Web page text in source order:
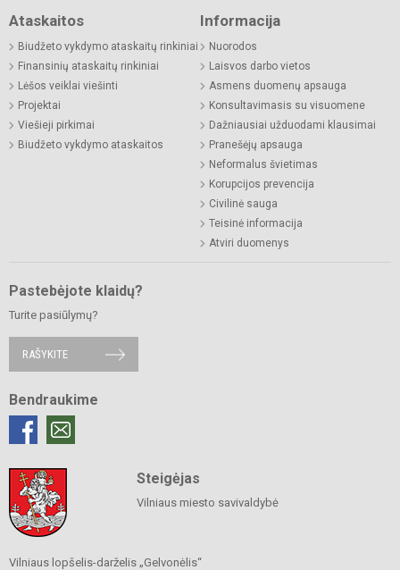
Ataskaitos
Biudžeto vykdymo ataskaitų rinkiniai
Finansinių ataskaitų rinkiniai
Lėšos veiklai viešinti
Projektai
Viešieji pirkimai
Biudžeto vykdymo ataskaitos
Informacija
Nuorodos
Laisvos darbo vietos
Asmens duomenų apsauga
Konsultavimasis su visuomene
Dažniausiai užduodami klausimai
Pranešėjų apsauga
Neformalus švietimas
Korupcijos prevencija
Civilinė sauga
Teisinė informacija
Atviri duomenys
Pastebėjote klaidų?
Turite pasiūlymų?
RAŠYKITE
Bendraukime
Steigėjas
Vilniaus miesto savivaldybė
Vilniaus lopšelis-darželis „Gelvonėlis“